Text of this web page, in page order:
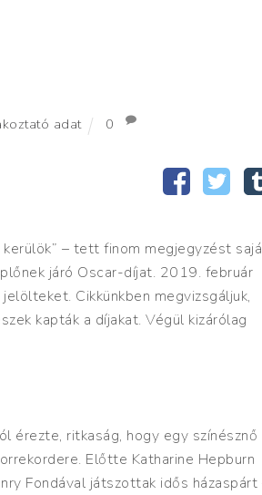
adat 0
– tett finom megjegyzést
járó Oscar-díjat. 2019. február
Cikkünkben megvizsgáljuk,
kapták a díjakat. Végül kizárólag
érezte, ritkaság, hogy egy színésznő
Előtte Katharine Hepburn
Fondával játszottak idős házaspárt